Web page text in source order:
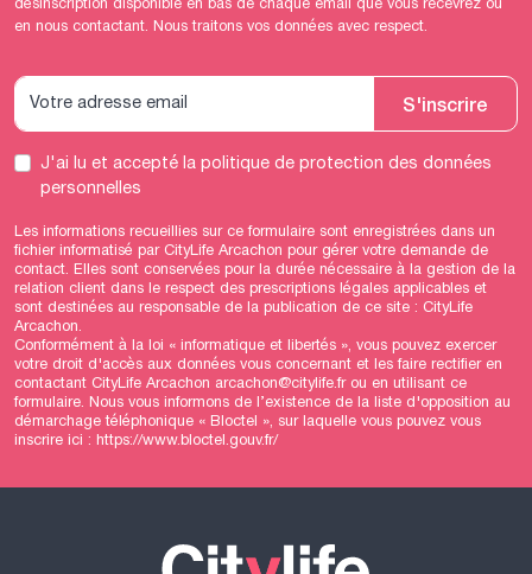
en nous contactant. Nous traitons vos données avec respect.
S'inscrire
J'ai lu et acceptéla politique de protection des données
personnelles
Les informations recueillies sur ce formulaire sont enregistrées dans un
fichier informatisé par CityLife Arcachon pour gérer votre demande de
contact. Elles sont conservées pour la durée nécessaire à la gestion de la
relation client dans le respect des prescriptions légales applicables et
sont destinées au responsable de la publication de ce site : CityLife
Arcachon.
Conformément à la loi « informatique et libertés », vous pouvez exercer
votre droit d'accès aux données vous concernant et les faire rectifier en
contactant CityLife Arcachon arcachon@citylife.fr ou en utilisant ce
formulaire. Nous vous informons de l’existence de la liste d'opposition au
démarchage téléphonique « Bloctel », sur laquelle vous pouvez vous
inscrire ici : https://www.bloctel.gouv.fr/